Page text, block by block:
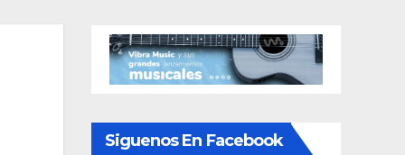
Siguenos En Facebook